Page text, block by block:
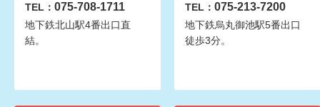
TEL： 075-708-1711
地下鉄北山駅4番出口直
結。
TEL： 075-213-7200
地下鉄烏丸御池駅5番出口
徒歩3分。